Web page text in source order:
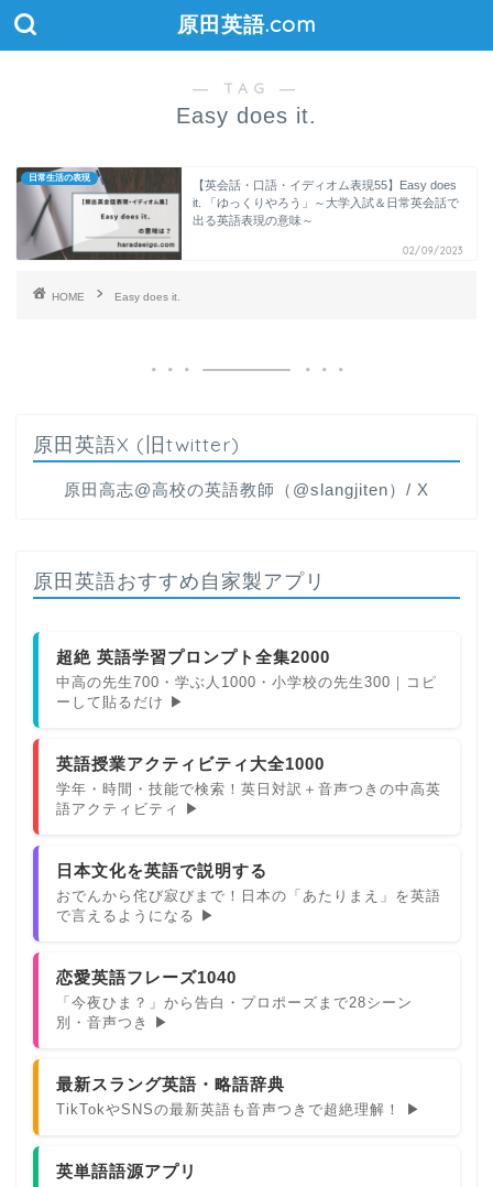
原田英語.com
― TAG ―
Easy does it.
日常生活の表現
【英会話・口語・イディオム表現55】Easy does
it. 「ゆっくりやろう」～大学入試＆日常英会話で
出る英語表現の意味～
02/09/2023
HOME Easy does it.
原田英語X (旧twitter)
原田高志@高校の英語教師（@slangjiten）/ X
原田英語おすすめ自家製アプリ
超絶 英語学習プロンプト全集2000
中高の先生700・学ぶ人1000・小学校の先生300｜コピ
ーして貼るだけ ▶
英語授業アクティビティ大全1000
学年・時間・技能で検索！英日対訳＋音声つきの中高英
語アクティビティ ▶
日本文化を英語で説明する
おでんから侘び寂びまで！日本の「あたりまえ」を英語
で言えるようになる ▶
恋愛英語フレーズ1040
「今夜ひま？」から告白・プロポーズまで28シーン
別・音声つき ▶
最新スラング英語・略語辞典
TikTokやSNSの最新英語も音声つきで超絶理解！ ▶
英単語語源アプリ